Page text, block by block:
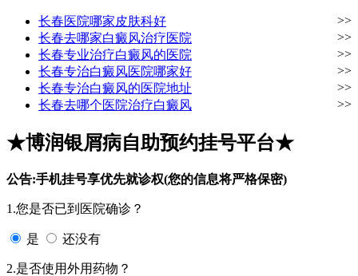
长春医院哪家皮肤科好
>>
长春去哪家白癜风治疗医院
>>
长春专业治疗白癜风的医院
>>
长春专治白癜风医院哪家好
>>
长春专治白癜风的医院地址
>>
长春去哪个医院治疗白癜风
>>
★博润银屑病自助预约挂号平台★
公告:手机挂号享优先就诊权(您的信息将严格保密)
1.您是否已到医院确诊？
是 还没有
2.是否使用外用药物？